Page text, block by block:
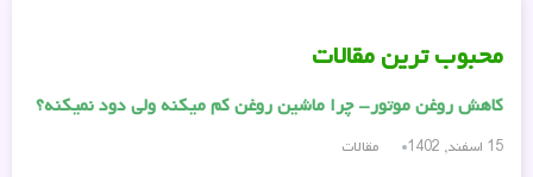
محبوب ترین مقالات
کاهش روغن موتور- چرا ماشین روغن کم میکنه ولی دود نمیکنه؟
15 اسفند, 1402 مقالات